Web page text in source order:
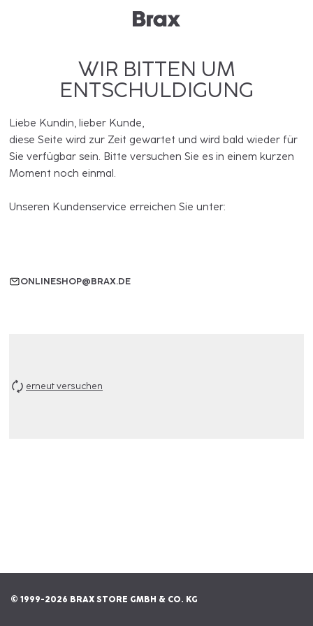
WIR BITTEN UM
ENTSCHULDIGUNG
Liebe Kundin, lieber Kunde,
diese Seite wird zur Zeit gewartet und wird bald wieder für
Sie verfügbar sein. Bitte versuchen Sie es in einem kurzen
Moment noch einmal.
Unseren Kundenservice erreichen Sie unter:
ONLINESHOP@BRAX.DE
erneut versuchen
© 1999-2026 BRAX STORE GMBH & CO. KG